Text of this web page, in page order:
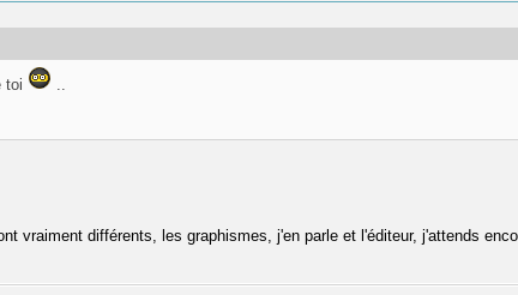
toi ..
vraiment différents, les graphismes, j'en parle et l'éditeur, j'attends